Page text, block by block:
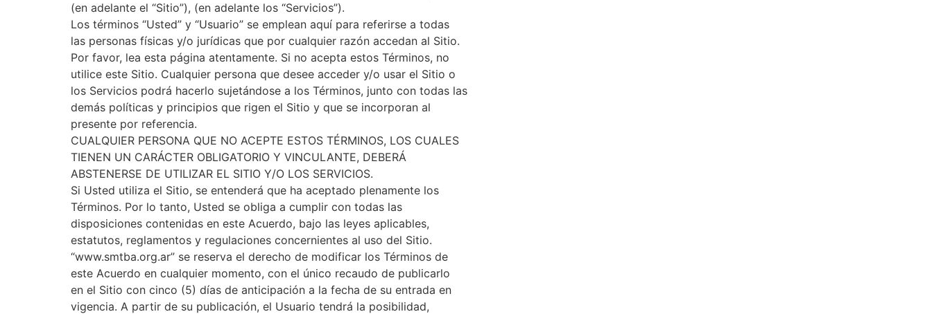
(en adelante el “Sitio”), (en adelante los “Servicios”).
Los términos “Usted” y “Usuario” se emplean aquí para referirse a todas
las personas físicas y/o jurídicas que por cualquier razón accedan al Sitio.
Por favor, lea esta página atentamente. Si no acepta estos Términos, no
utilice este Sitio. Cualquier persona que desee acceder y/o usar el Sitio o
los Servicios podrá hacerlo sujetándose a los Términos, junto con todas las
demás políticas y principios que rigen el Sitio y que se incorporan al
presente por referencia.
CUALQUIER PERSONA QUE NO ACEPTE ESTOS TÉRMINOS, LOS CUALES
TIENEN UN CARÁCTER OBLIGATORIO Y VINCULANTE, DEBERÁ
ABSTENERSE DE UTILIZAR EL SITIO Y/O LOS SERVICIOS.
Si Usted utiliza el Sitio, se entenderá que ha aceptado plenamente los
Términos. Por lo tanto, Usted se obliga a cumplir con todas las
disposiciones contenidas en este Acuerdo, bajo las leyes aplicables,
estatutos, reglamentos y regulaciones concernientes al uso del Sitio.
“www.smtba.org.ar” se reserva el derecho de modificar los Términos de
este Acuerdo en cualquier momento, con el único recaudo de publicarlo
en el Sitio con cinco (5) días de anticipación a la fecha de su entrada en
vigencia. A partir de su publicación, el Usuario tendrá la posibilidad,